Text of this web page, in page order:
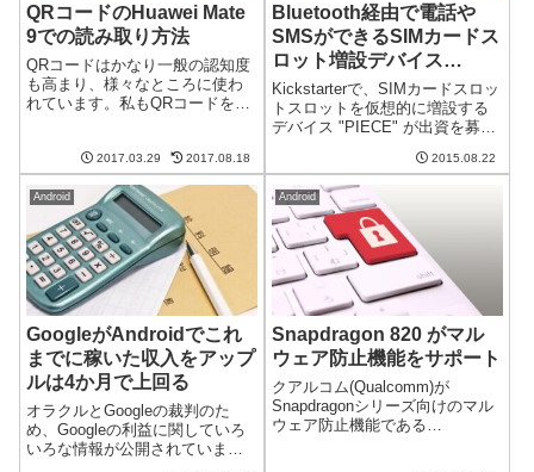
QRコードのHuawei Mate
9での読み取り方法
QRコードはかなり一般の認知度
も高まり、様々なところに使わ
れています。私もQRコードを使
Mate9ってどうやってQRコード
読むんだっけ？という疑問を覚
えました。外部アプリを使え...
2017.03.29 2017.08.18
Bluetooth経由で電話や
SMSができるSIMカードス
ロット増設デバイス
“PIECE” が面白い
Kickstarterで、SIMカードスロッ
トスロットを仮想的に増設する
デバイス "PIECE" が出資を募っ
セプトのデバイスです。
Bluetooth経由で仮想的にSIMカ
ードスロットを増設こ
の"PIECE"は8...
2015.08.22
Android
GoogleがAndroidでこれ
までに稼いた収入をアップ
ルは4か月で上回る
オラクルとGoogleの裁判のた
め、Googleの利益に関していろ
いろな情報が公開されていま
Android
Snapdragon 820 がマル
ウェア防止機能をサポート
クアルコム(Qualcomm)が
Snapdragonシリーズ向けのマル
ウェア防止機能である